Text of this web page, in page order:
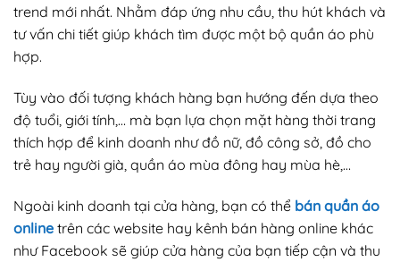
trend mới nhất. Nhằm đáp ứng nhu cầu, thu hút khách và
tư vấn chi tiết giúp khách tìm được một bộ quần áo phù
hợp.
Tùy vào đối tượng khách hàng bạn hướng đến dựa theo
độ tuổi, giới tính,… mà bạn lựa chọn mặt hàng thời trang
thích hợp để kinh doanh như đồ nữ, đồ công sở, đồ cho
trẻ hay người già, quần áo mùa đông hay mùa hè,…
Ngoài kinh doanh tại cửa hàng, bạn có thể bán quần áo
online trên các website hay kênh bán hàng online khác
như Facebook sẽ giúp cửa hàng của bạn tiếp cận và thu